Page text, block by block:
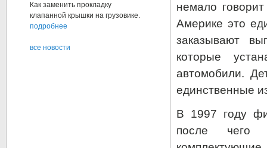
немало
Америке это
заказывают
которые
автомобили.
единственные
В 1997 году
после чего
Как заменить прокладку
клапанной крышки на грузовике.
подробнее
все новости